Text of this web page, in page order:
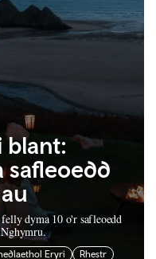
blant:
safleoedd
dyma 10 o'r safleoedd
Eryri Rhestr